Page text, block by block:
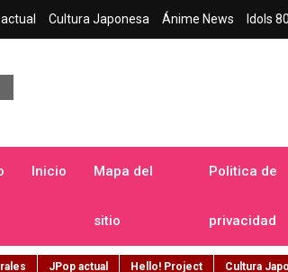
Cultura Japonesa Ánime News Idols
Inicio Mapa del
sitio
Politica de
privacidad
JPop actual Hello! Project Cultura